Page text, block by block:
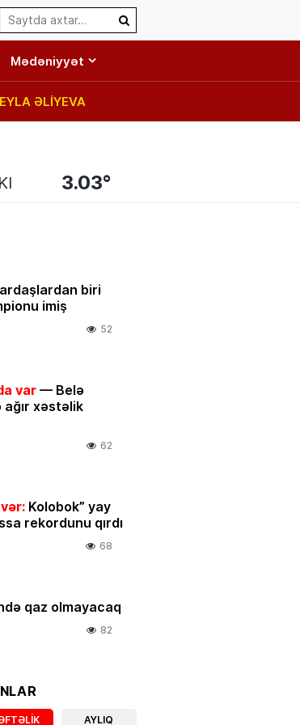
Search…
Mədəniyyət
ƏLİYEVA
3.03°
biri
imiş
52
var— Belə
xəstəlik
62
Kolobok” yay
rekordunu qırdı
68
qaz olmayacaq
82
xəbərdarlıq:
olsun
AYLIQ